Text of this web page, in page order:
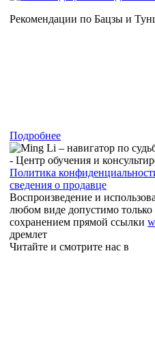
Рекомендации по Бацзы и
Подробнее
- Центр обучения и
Политика
сведения о продавце
Воспроизведение и
любом виде допустимо только
сохранением прямой ссылки
дремлет
Читайте и смотрите нас в